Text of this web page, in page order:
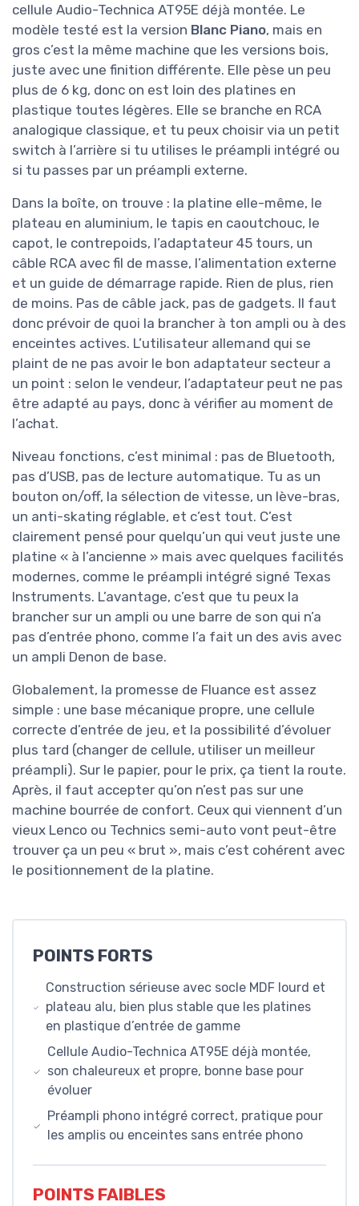
cellule Audio-Technica AT95E déjà montée. Le
modèle testé est la version Blanc Piano, mais en
gros c’est la même machine que les versions bois,
juste avec une finition différente. Elle pèse un peu
plus de 6 kg, donc on est loin des platines en
plastique toutes légères. Elle se branche en RCA
analogique classique, et tu peux choisir via un petit
switch à l’arrière si tu utilises le préampli intégré ou
si tu passes par un préampli externe.
Dans la boîte, on trouve : la platine elle-même, le
plateau en aluminium, le tapis en caoutchouc, le
capot, le contrepoids, l’adaptateur 45 tours, un
câble RCA avec fil de masse, l’alimentation externe
et un guide de démarrage rapide. Rien de plus, rien
de moins. Pas de câble jack, pas de gadgets. Il faut
donc prévoir de quoi la brancher à ton ampli ou à des
enceintes actives. L’utilisateur allemand qui se
plaint de ne pas avoir le bon adaptateur secteur a
un point : selon le vendeur, l’adaptateur peut ne pas
être adapté au pays, donc à vérifier au moment de
l’achat.
Niveau fonctions, c’est minimal : pas de Bluetooth,
pas d’USB, pas de lecture automatique. Tu as un
bouton on/off, la sélection de vitesse, un lève-bras,
un anti-skating réglable, et c’est tout. C’est
clairement pensé pour quelqu’un qui veut juste une
platine « à l’ancienne » mais avec quelques facilités
modernes, comme le préampli intégré signé Texas
Instruments. L’avantage, c’est que tu peux la
brancher sur un ampli ou une barre de son qui n’a
pas d’entrée phono, comme l’a fait un des avis avec
un ampli Denon de base.
Globalement, la promesse de Fluance est assez
simple : une base mécanique propre, une cellule
correcte d’entrée de jeu, et la possibilité d’évoluer
plus tard (changer de cellule, utiliser un meilleur
préampli). Sur le papier, pour le prix, ça tient la route.
Après, il faut accepter qu’on n’est pas sur une
machine bourrée de confort. Ceux qui viennent d’un
vieux Lenco ou Technics semi-auto vont peut-être
trouver ça un peu « brut », mais c’est cohérent avec
le positionnement de la platine.
POINTS FORTS
Construction sérieuse avec socle MDF lourd et
plateau alu, bien plus stable que les platines
en plastique d’entrée de gamme
Cellule Audio-Technica AT95E déjà montée,
son chaleureux et propre, bonne base pour
évoluer
Préampli phono intégré correct, pratique pour
les amplis ou enceintes sans entrée phono
POINTS FAIBLES